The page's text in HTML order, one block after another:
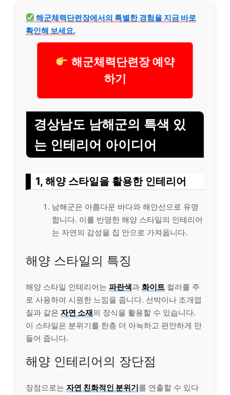
해군체력단련장에서의 특별한 경험을 지금 바로
확인해 보세요.
해군체력단련장 예약
하기
경상남도 남해군의 특색 있
는 인테리어 아이디어
1, 해양 스타일을 활용한 인테리어
남해군은 아름다운 바다와 해안선으로 유명
합니다. 이를 반영한 해양 스타일의 인테리어
는 자연의 감성을 집 안으로 가져옵니다.
해양 스타일의 특징
해양 스타일 인테리어는 파란색과 화이트 컬러를 주
로 사용하여 시원한 느낌을 줍니다. 선박이나 조개껍
질과 같은 자연 소재의 장식을 활용할 수 있습니다.
이 스타일은 분위기를 한층 더 아늑하고 편안하게 만
들어 줍니다.
해양 인테리어의 장단점
장점으로는 자연 친화적인 분위기를 연출할 수 있다